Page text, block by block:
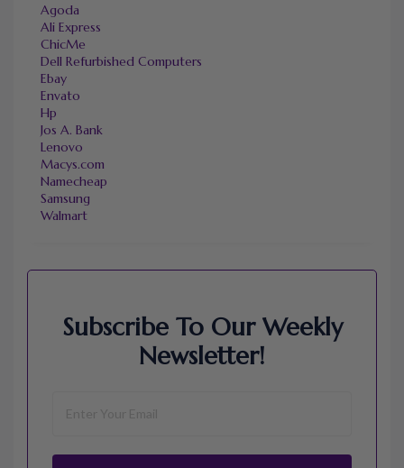
Agoda
Ali Express
ChicMe
Dell Refurbished Computers
Ebay
Envato
Hp
Jos A. Bank
Lenovo
Macys.com
Namecheap
Samsung
Walmart
Subscribe To Our Weekly
Newsletter!